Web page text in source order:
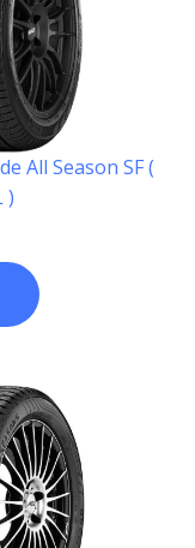
All Season SF (
)